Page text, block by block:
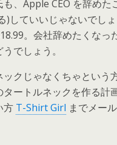
も、Apple CEO を辞めた
)していいじゃないでし
。会社辞めたくなっ
でしょう。
ックじゃなくちゃという
タートルネックを作る計
方 T-Shirt Girl までメー